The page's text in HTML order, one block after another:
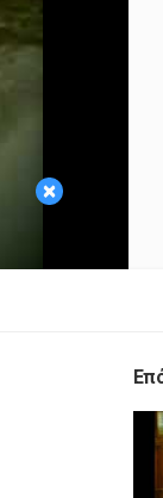
×